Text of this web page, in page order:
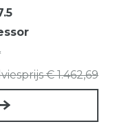
€ 1.462,69